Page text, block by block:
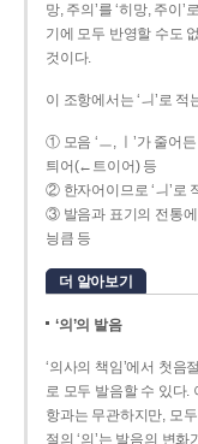
망, 주의’를 ‘히망, 주이
기에 모두 반영할 수도
것이다.
이 조항에서는 ‘ㅢ’로
① 모음 ‘ㅡ, ㅣ’가 줄어
틔어(←트이어) 등
② 한자어이므로 ‘ㅢ’로
③ 발음과 표기의 전통에
닁큼 등
더 알아보기
‘의’의 발음
‘의사의 책임’에서 첫음
로 모두 발음할 수 있다.
항과는 무관하지만, 모
절의 ‘의’는 발음의 변화